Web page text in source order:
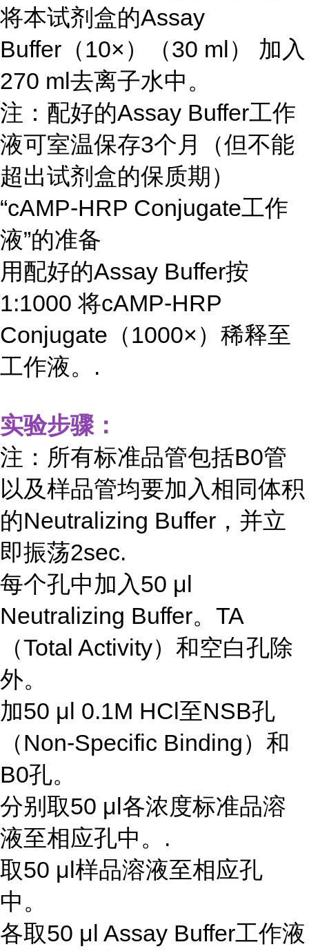
将本试剂盒的Assay
Buffer（10×）（30 ml） 加入
270 ml去离子水中。
注：配好的Assay Buffer工作
液可室温保存3个月（但不能
超出试剂盒的保质期）
“cAMP-HRP Conjugate工作
液”的准备
用配好的Assay Buffer按
1:1000 将cAMP-HRP
Conjugate（1000×）稀释至
工作液。.
实验步骤：
注：所有标准品管包括B0管
以及样品管均要加入相同体积
的Neutralizing Buffer，并立
即振荡2sec.
每个孔中加入50 μl
Neutralizing Buffer。TA
（Total Activity）和空白孔除
外。
加50 μl 0.1M HCl至NSB孔
（Non-Specific Binding）和
B0孔。
分别取50 μl各浓度标准品溶
液至相应孔中。.
取50 μl样品溶液至相应孔
中。
各取50 μl Assay Buffer工作液